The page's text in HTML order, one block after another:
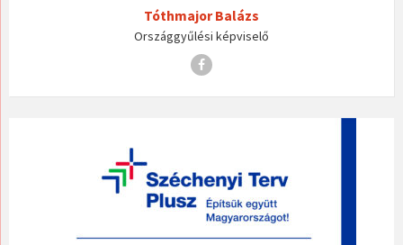
Tóthmajor Balázs
Országgyűlési képviselő
Facebook